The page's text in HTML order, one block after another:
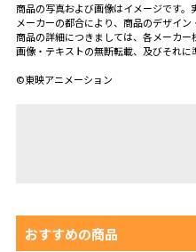
商品の写真および画像はイメージです。
メーカーの都合により、商品のデザイ
商品の詳細につきましては、各メーカー
画像・テキストの無断転載、及びそれに
©東映アニメーション
おすすめの商品